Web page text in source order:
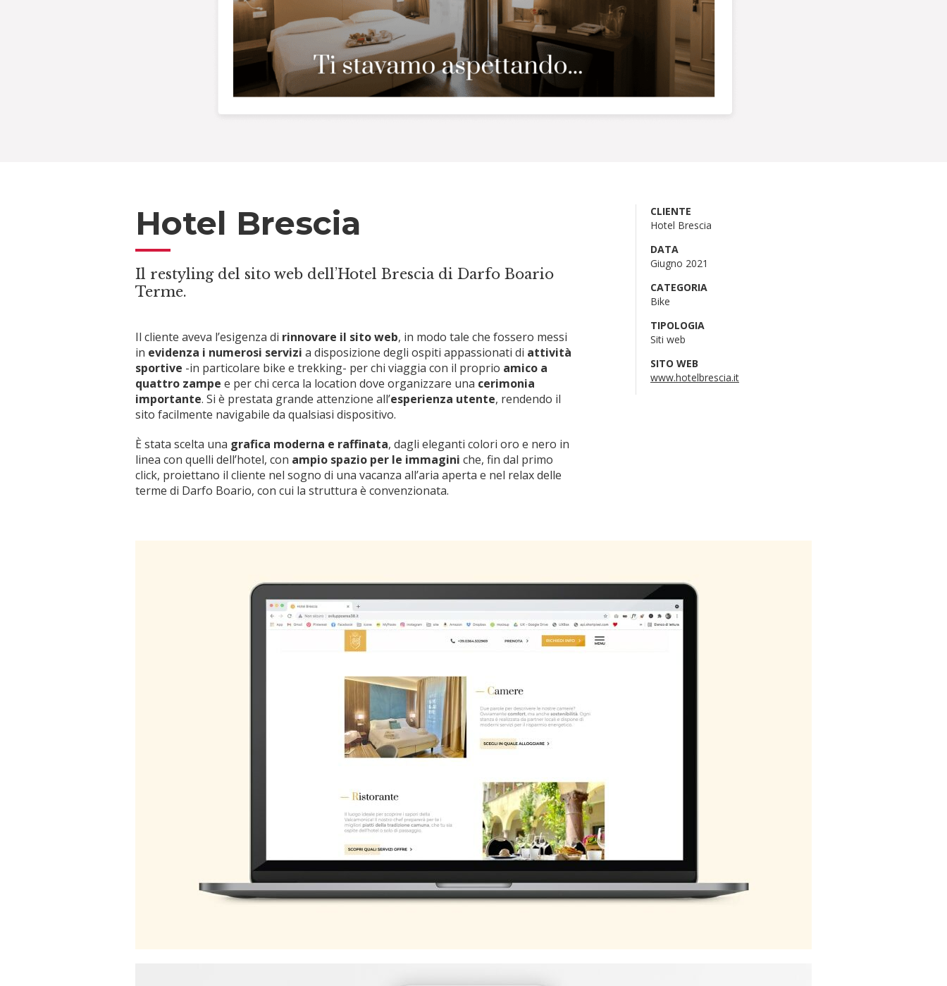
CLIENTE
Hotel Brescia
DATA
Giugno 2021
CATEGORIA
Bike
TIPOLOGIA
Siti web
SITO WEB
www.hotelbrescia.it
Hotel Brescia
Il restyling del sito web dell’Hotel Brescia di Darfo Boario
Terme.
Il cliente aveva l’esigenza di rinnovare il sito web, in modo tale che fossero messi
in evidenza i numerosi servizi a disposizione degli ospiti appassionati di attività
sportive -in particolare bike e trekking- per chi viaggia con il proprio amico a
quattro zampe e per chi cerca la location dove organizzare una cerimonia
importante. Si è prestata grande attenzione all’esperienza utente, rendendo il
sito facilmente navigabile da qualsiasi dispositivo.
È stata scelta una grafica moderna e raffinata, dagli eleganti colori oro e nero in
linea con quelli dell’hotel, con ampio spazio per le immagini che, fin dal primo
click, proiettano il cliente nel sogno di una vacanza all’aria aperta e nel relax delle
terme di Darfo Boario, con cui la struttura è convenzionata.